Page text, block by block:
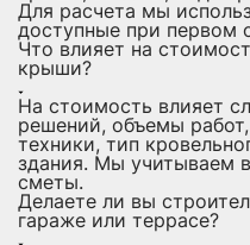
Для расчета мы
доступные при первом
Что влияет на
крыши?
На стоимость влияет
решений, объемы
техники, тип
здания. Мы учитываем
сметы.
Делаете ли вы
гараже или террасе?